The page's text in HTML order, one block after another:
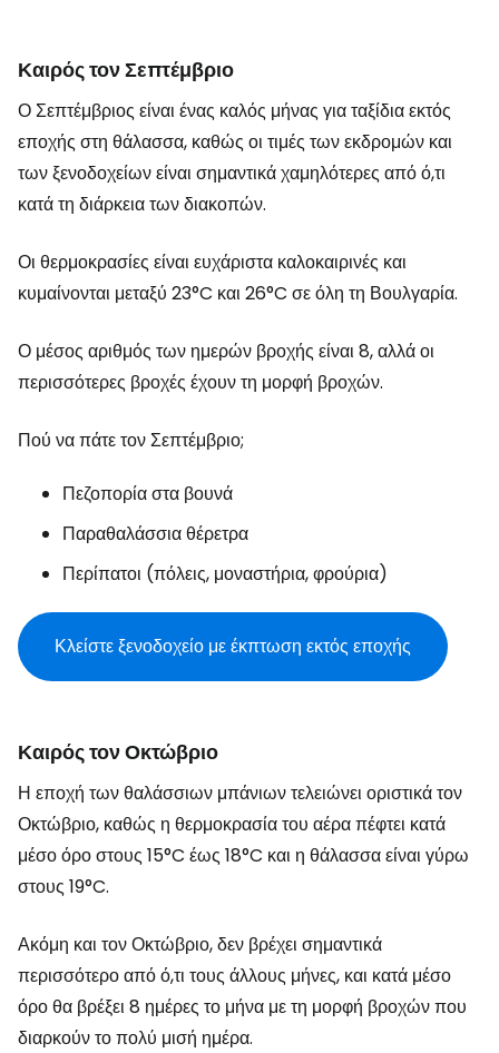
Καιρός τον Σεπτέμβριο
Ο Σεπτέμβριος είναι ένας καλός μήνας για ταξίδια εκτός
εποχής στη θάλασσα, καθώς οι τιμές των εκδρομών και
των ξενοδοχείων είναι σημαντικά χαμηλότερες από ό,τι
κατά τη διάρκεια των διακοπών.
Οι θερμοκρασίες είναι ευχάριστα καλοκαιρινές και
κυμαίνονται μεταξύ 23°C και 26°C σε όλη τη Βουλγαρία.
Ο μέσος αριθμός των ημερών βροχής είναι 8, αλλά οι
περισσότερες βροχές έχουν τη μορφή βροχών.
Πού να πάτε τον Σεπτέμβριο;
Πεζοπορία στα βουνά
Παραθαλάσσια θέρετρα
Περίπατοι (πόλεις, μοναστήρια, φρούρια)
Κλείστε ξενοδοχείο με έκπτωση εκτός εποχής
Καιρός τον Οκτώβριο
Η εποχή των θαλάσσιων μπάνιων τελειώνει οριστικά τον
Οκτώβριο, καθώς η θερμοκρασία του αέρα πέφτει κατά
μέσο όρο στους 15°C έως 18°C και η θάλασσα είναι γύρω
στους 19°C.
Ακόμη και τον Οκτώβριο, δεν βρέχει σημαντικά
περισσότερο από ό,τι τους άλλους μήνες, και κατά μέσο
όρο θα βρέξει 8 ημέρες το μήνα με τη μορφή βροχών που
διαρκούν το πολύ μισή ημέρα.